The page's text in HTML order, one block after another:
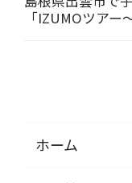
「IZUMOツア
ホーム